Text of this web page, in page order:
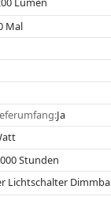
Mal
Ja
Stunden
Lichtschalter